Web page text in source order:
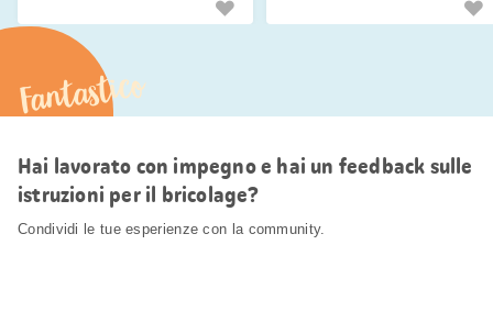
Fantastico
Hai lavorato con impegno e hai un feedback sulle
istruzioni per il bricolage?
Condividi le tue esperienze con la community.